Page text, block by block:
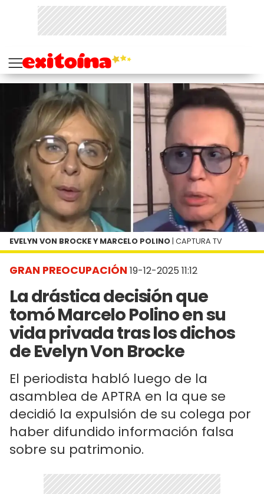
GRAN PREOCUPACIÓN 19-12-2025 11:12
La drástica decisión que
tomó Marcelo Polino en su
vida privada tras los dichos
de Evelyn Von Brocke
El periodista habló luego de la
asamblea de APTRA en la que se
decidió la expulsión de su colega por
haber difundido información falsa
sobre su patrimonio.
EVELYN VON BROCKE Y MARCELO POLINO | CAPTURA TV